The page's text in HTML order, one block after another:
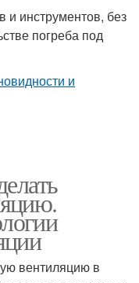
и инструментов, без
погреба под
вентиляцию в